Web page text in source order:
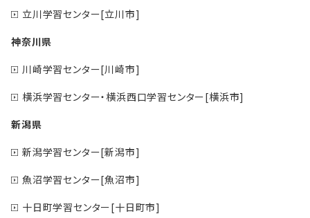
立川学習センター[立川市]
神奈川県
川崎学習センター[川崎市]
横浜学習センター・横浜西口学習センター[横浜市]
新潟県
新潟学習センター[新潟市]
魚沼学習センター[魚沼市]
十日町学習センター[十日町市]